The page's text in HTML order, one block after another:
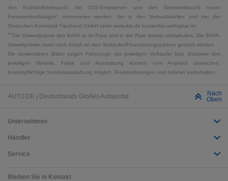
den Kraftstoffverbrauch, die CO2-Emissionen und den Stromverbrauch neuer
Personenkraftwagen" entnommen werden, der in den Verkaufsstellen und bei der
Deutschen Automobil Treuhand GmbH unter www.dat.de kostenfrei verfügbar ist.
**Die Umweltprämie des BAFA ist im Preis und in der Rate bereits einkalkuliert. Die BAFA-
Umweltprämie muss nach Erhalt an den Verkäufer/Finanzierungspartner gezahlt werden.
Die verwendeten Bilder zeigen Fahrzeuge der jeweiligen Verkäufer bzw. Beispiele des
jeweiligen Modells. Farbe und Ausstattung können vom Angebot abweichen.
Kostenpflichtige Sonderausstattung möglich. Preisänderungen und Irrtümer vorbehalten.
AUTO.DE | Deutschlands Großes Autoportal
Nach
Oben
Unternehmen
Händler
Service
Bleiben Sie in Kontakt